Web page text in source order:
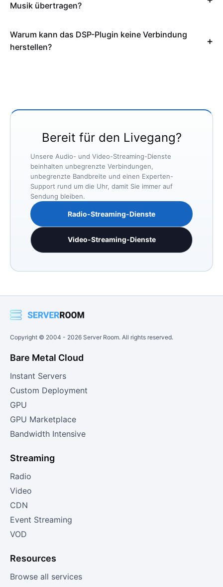
Musik übertragen?
Warum kann das DSP-Plugin keine Verbindung
herstellen?
Bereit für den Livegang?
Unsere Audio- und Video-Streaming-Dienste
beinhalten unbegrenzte Verbindungen,
unbegrenzte Bandbreite und einen Experten-
Support rund um die Uhr, damit Sie immer auf
Sendung bleiben.
Radio-Streaming-Dienste
Video-Streaming-Dienste
Copyright © 2004 - 2026 Server Room. All rights reserved.
Bare Metal Cloud
Instant Servers
Custom Deployment
GPU
GPU Marketplace
Bandwidth Intensive
Streaming
Radio
Video
CDN
Event Streaming
VOD
Resources
Browse all services